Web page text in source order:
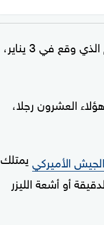
، قُتل حوالي 100 فرد من قوات الأمن في الهجوم الذي وقع في 3 يناير،
العشرون رجلا،
الجيش الأميركي يمتلك
أو أشعة الليزر